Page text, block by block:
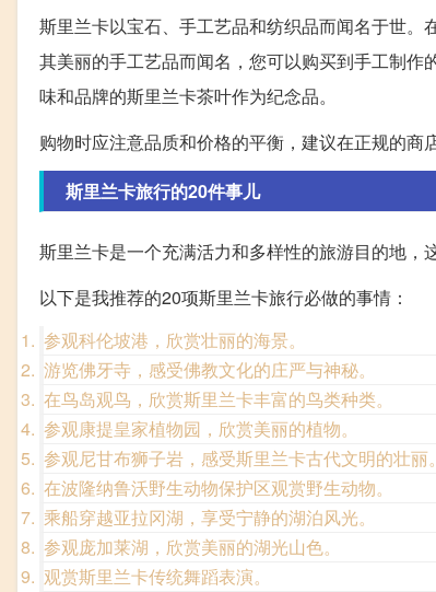
斯里兰卡以宝石、手工艺品和纺织品而闻名于世
其美丽的手工艺品而闻名，您可以购买到手工制
味和品牌的斯里兰卡茶叶作为纪念品。
购物时应注意品质和价格的平衡，建议在正规的商
斯里兰卡旅行的20件事儿
斯里兰卡是一个充满活力和多样性的旅游目的地，
以下是我推荐的20项斯里兰卡旅行必做的事情：
参观科伦坡港，欣赏壮丽的海景。
游览佛牙寺，感受佛教文化的庄严与神秘。
在鸟岛观鸟，欣赏斯里兰卡丰富的鸟类种类。
参观康提皇家植物园，欣赏美丽的植物。
参观尼甘布狮子岩，感受斯里兰卡古代文明的壮丽。
在波隆纳鲁沃野生动物保护区观赏野生动物。
乘船穿越亚拉冈湖，享受宁静的湖泊风光。
参观庞加莱湖，欣赏美丽的湖光山色。
观赏斯里兰卡传统舞蹈表演。